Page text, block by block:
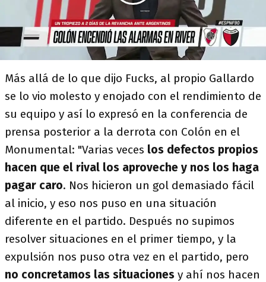
Más allá de lo que dijo Fucks, al propio Gallardo
se lo vio molesto y enojado con el rendimiento de
su equipo y así lo expresó en la conferencia de
prensa posterior a la derrota con Colón en el
Monumental: "Varias veces los defectos propios
hacen que el rival los aproveche y nos los haga
pagar caro. Nos hicieron un gol demasiado fácil
al inicio, y eso nos puso en una situación
diferente en el partido. Después no supimos
resolver situaciones en el primer tiempo, y la
expulsión nos puso otra vez en el partido, pero
no concretamos las situaciones y ahí nos hacen